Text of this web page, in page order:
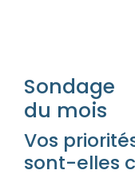
Sondage
du mois
Vos
sont-elles